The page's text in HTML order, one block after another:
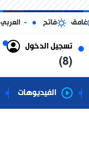
تسجيل الدخول
(8)
غامق فاتح العربي
الفيديوهات